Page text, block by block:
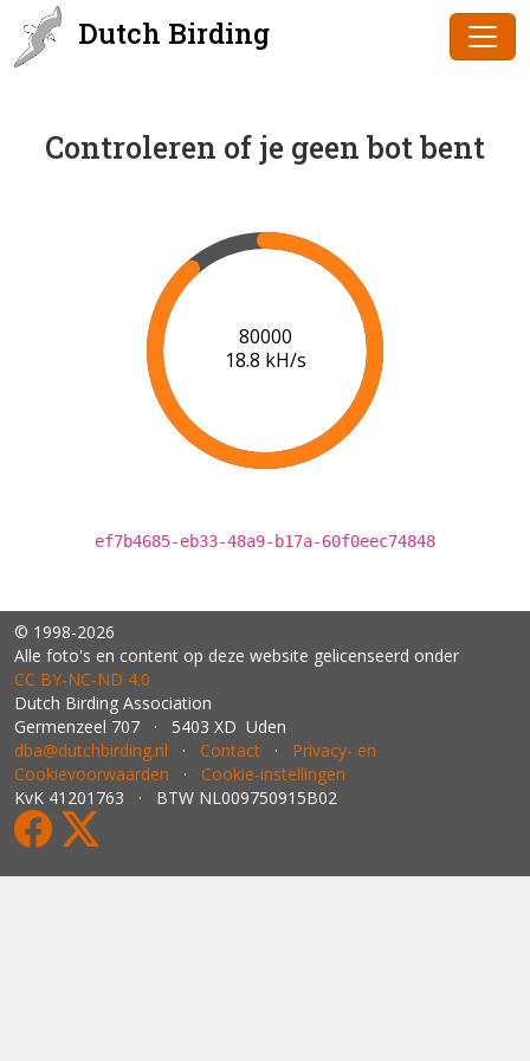
Dutch Birding
Controleren of je geen bot bent
80000
18.8 kH/s
ef7b4685-eb33-48a9-b17a-60f0eec74848
© 1998-2026
Alle foto's en content op deze website gelicenseerd onder
CC BY‑NC‑ND 4.0
Dutch Birding Association
Germenzeel 707 · 5403 XD Uden
dba@dutchbirding.nl · Contact · Privacy- en
Cookievoorwaarden · Cookie-instellingen
KvK 41201763 · BTW NL009750915B02